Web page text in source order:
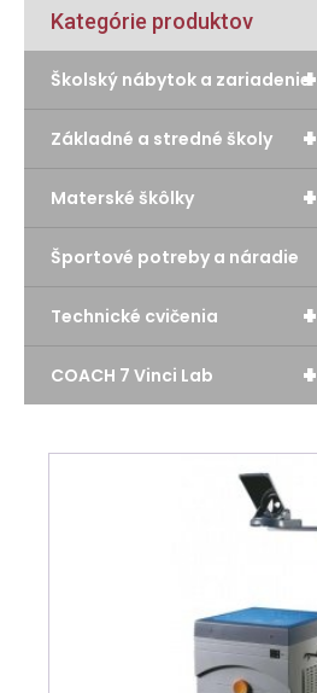
Kategórie produktov
+
Školský nábytok a zariadenie
+
Základné a stredné školy
+
Materské škôlky
Športové potreby a náradie
+
Technické cvičenia
+
COACH 7 Vinci Lab